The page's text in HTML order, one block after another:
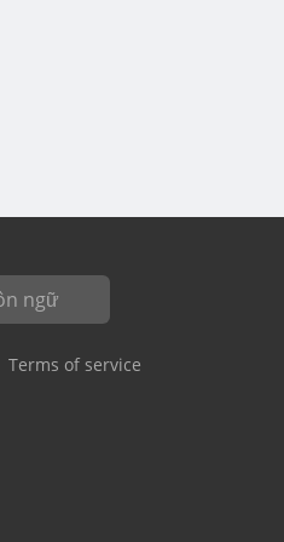
ngữ
Terms of service